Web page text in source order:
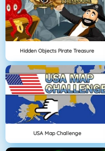
Hidden Objects Pirate Treasure
USA Map Challenge